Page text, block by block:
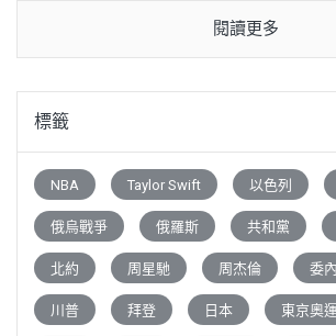
閱讀更多
標籤
NBA Taylor Swift 以色列
俄烏戰爭 俄羅斯 共和黨
北約 周星馳 周杰倫 委
川普 拜登 日本 東京奧運